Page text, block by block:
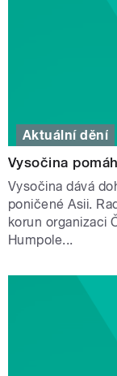
Aktuální dění
Vysočina
Vysočina dává
poničené Asii.
korun organizaci
Humpole...